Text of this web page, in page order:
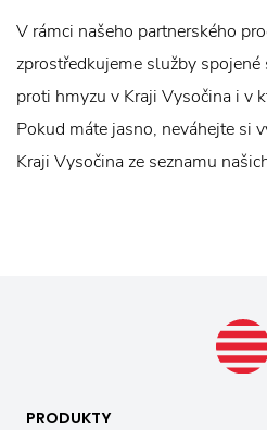
V rámci našeho partnerského
zprostředkujeme služby
proti hmyzu v Kraji Vysočina i v
Pokud máte jasno, neváhejte si
Kraji Vysočina ze seznamu
PRODUKTY